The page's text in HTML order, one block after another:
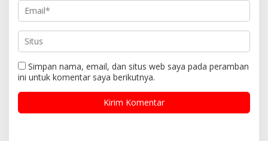
Simpan nama, email, dan situs web saya pada peramban
ini untuk komentar saya berikutnya.